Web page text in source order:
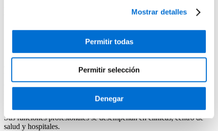
Mostrar detalles
Permitir todas
Permitir selección
Denegar
Médico de atención primaria
Descubre cómo convertirte en Médico de atención primaria de la
Elmédico de atención primariano está especializado únicamente
en un área concreta de la medicina, sino que ofrece diagnósticos y
tratamientos a enfermedades generales. Además, el médico de
atención primaria es el profesional que remite a los pacientes a los
Sus funciones profesionales se desempeñan en clínicas, centro de
salud y hospitales.